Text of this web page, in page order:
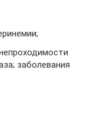
заболевания